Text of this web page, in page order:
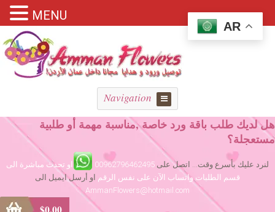
Navigation
هل لديك طلب باقة ورد خاصة ,مناسبة مهمة أو طلبية
مستعجلة؟
لنرد عليك بأسرع وقت... اتصل على 00962796462495
او تحدث مباشرة الى
قسم الطلبات واتساب الآن على نفس الرقم او أرسل ايميل الى
AmmanFlowers@hotmail.com
AR
MENU